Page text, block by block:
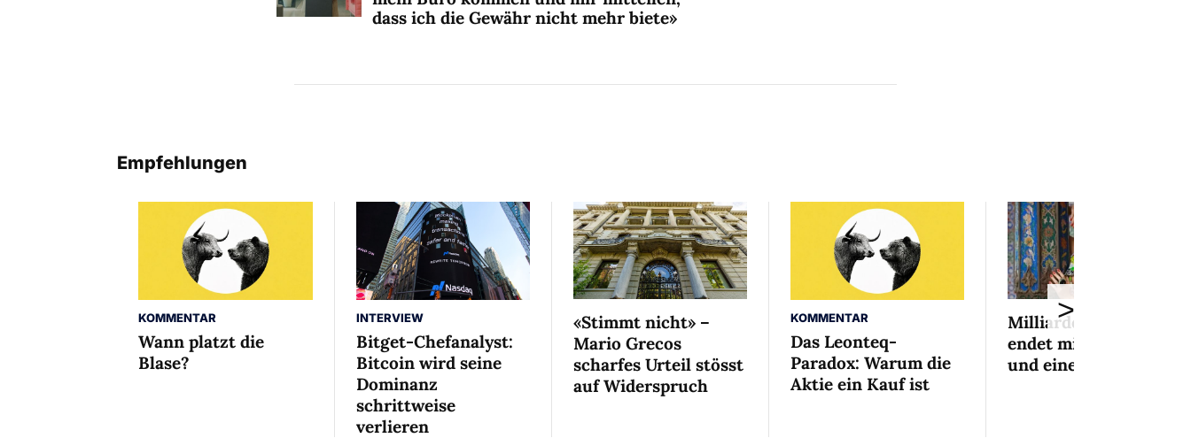
dass ich die Gewähr nicht mehr biete»
Empfehlungen
KOMMENTAR
Wann platzt die
Blase?
INTERVIEW
Bitget-Chefanalyst:
Bitcoin wird seine
Dominanz
schrittweise
verlieren
«Stimmt nicht» –
Mario Grecos
scharfes Urteil stösst
auf Widerspruch
KOMMENTAR
Das Leonteq-
Paradox: Warum die
Aktie ein Kauf ist
Milliardenaffäre
endet mit Mini-Busse
und einem Bedingten
>